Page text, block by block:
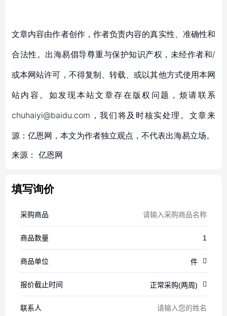
文章内容由作者创作，作者负责内容的真实性、准确性和
合法性。出海易倡导尊重与保护知识产权，未经作者和/
或本网站许可，不得复制、转载、或以其他方式使用本网
站内容。如发现本站文章存在版权问题，烦请联系
chuhaiyi@baidu.com，我们将及时核实处理。文章来
源：亿恩网，本文为作者独立观点，不代表出海易立场。
来源： 亿恩网
填写询价